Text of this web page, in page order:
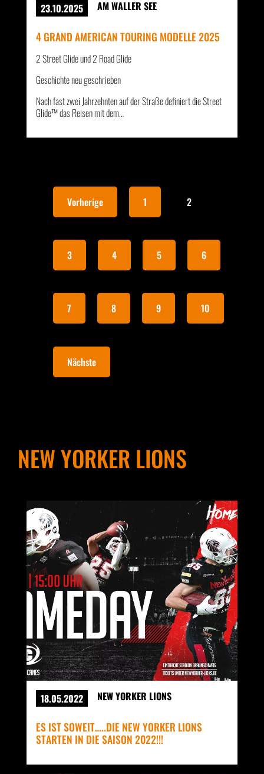
23.10.2025 AM WALLER SEE
4 GRAND AMERICAN TOURING MODELLE 2025
2 Street Glide und 2 Road Glide
Geschichte neu geschrieben
Nach fast zwei Jahrzehnten auf der Straße definiert die Street
Glide™ das Reisen mit dem…
Vorherige 1 2
3 4 5 6
7 8 9 10
Nächste
NEW YORKER LIONS
18.05.2022 NEW YORKER LIONS
ES IST SOWEIT…..DIE NEW YORKER LIONS
STARTEN IN DIE SAISON 2022!!!